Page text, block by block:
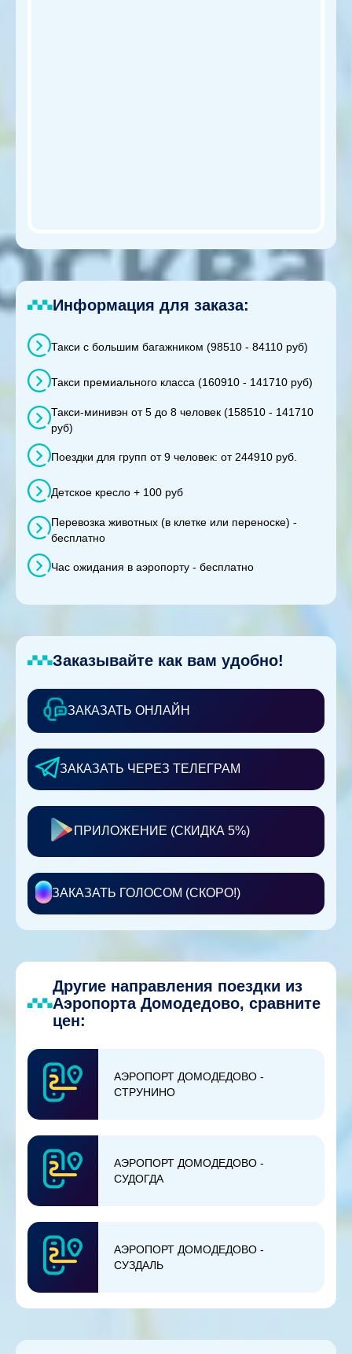
Информация для заказа:
Такси с большим багажником (98510 - 84110 руб)
Такси премиального класса (160910 - 141710 руб)
Такси-минивэн от 5 до 8 человек (158510 - 141710
руб)
Поездки для групп от 9 человек: от 244910 руб.
Детское кресло + 100 руб
Перевозка животных (в клетке или переноске) -
бесплатно
Час ожидания в аэропорту - бесплатно
Заказывайте как вам удобно!
ЗАКАЗАТЬ ОНЛАЙН
ЗАКАЗАТЬ ЧЕРЕЗ ТЕЛЕГРАМ
ПРИЛОЖЕНИЕ (СКИДКА 5%)
ЗАКАЗАТЬ ГОЛОСОМ (СКОРО!)
Другие направления поездки из
Аэропорта Домодедово, сравните
цен:
АЭРОПОРТ ДОМОДЕДОВО -
СТРУНИНО
АЭРОПОРТ ДОМОДЕДОВО -
СУДОГДА
АЭРОПОРТ ДОМОДЕДОВО -
СУЗДАЛЬ